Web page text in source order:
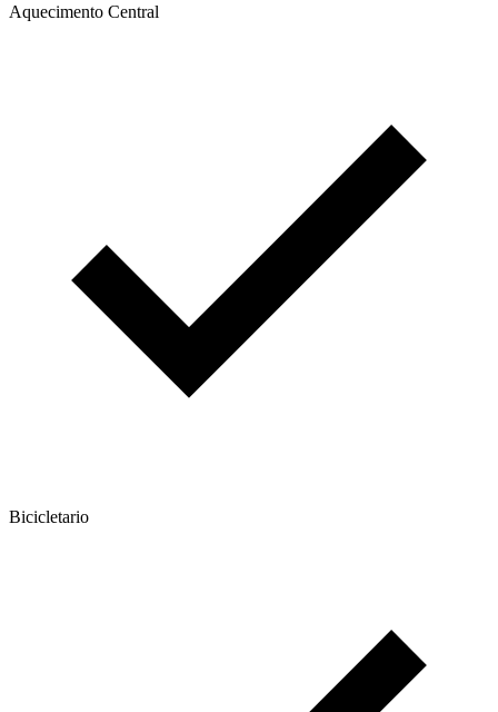
Aquecimento Central
Bicicletario